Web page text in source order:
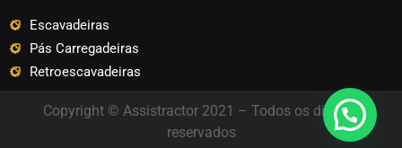
Escavadeiras
Pás Carregadeiras
Retroescavadeiras
Copyright © Assistractor 2021 – Todos os direitos
reservados